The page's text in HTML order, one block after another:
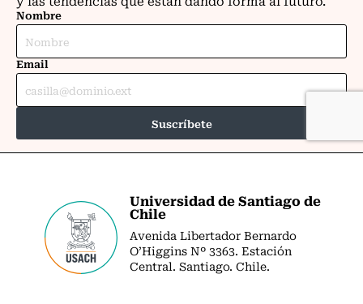
Universidad de Santiago de
Chile
Avenida Libertador Bernardo
O’Higgins Nº 3363. Estación
Central. Santiago. Chile.